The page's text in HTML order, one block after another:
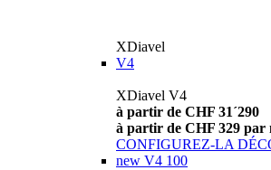
XDiavel
V4
XDiavel V4
à partir de CHF 31´290
à partir de CHF 329 par
CONFIGUREZ-LA
new V4 100